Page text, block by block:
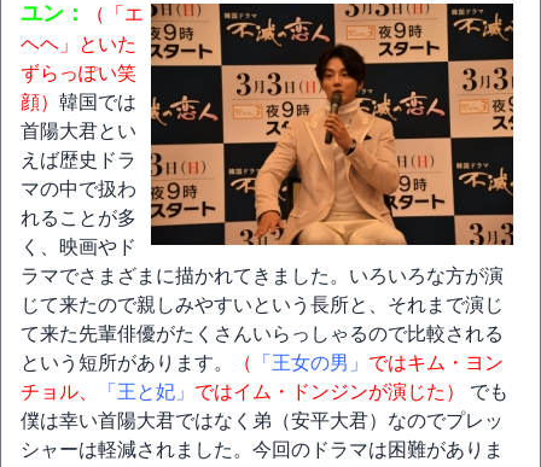
ユン：
（「エ
ヘヘ」といた
ずらっぽい笑
顔） 韓国では
首陽大君とい
えば歴史ドラ
マの中で扱わ
れることが多
く、映画やド
ラマでさまざまに描かれてきました。いろいろな方が演
じて来たので親しみやすいという長所と、それまで演じ
て来た先輩俳優がたくさんいらっしゃるので比較される
という短所があります。
（ 「王女の男」 ではキム・ヨン
チョル、
「王と妃」 ではイム・ドンジンが演じた）
でも
僕は幸い首陽大君ではなく弟（安平大君）なのでプレッ
シャーは軽減されました。今回のドラマは困難がありま